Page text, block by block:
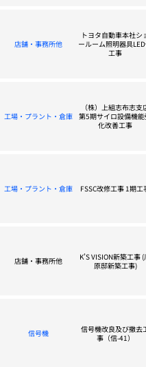
店舗・事務所他
トヨタ自動車本社シ
ールーム照明器具
工事
工場・プラント・倉庫
（株）上組志布志支
第5期サイロ設備機
化改善工事
工場・プラント・倉庫 FSSC改修工事 1期工
店舗・事務所他
K’S VISION新築工事 (
原邸新築工事)
信号機
信号機改良及び撤去
事（信-41）